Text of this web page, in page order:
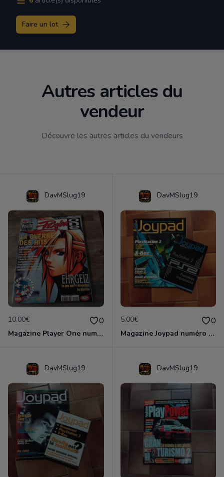
Faire un lot
Autres articles du
vendeur
Découvre les autres articles du vendeurs
DavMSlug19
10.00€ 0
Magazine Player One numéro 94
DavMSlug19
5.00€ 0
Magazine Joypad numéro 96 + livret
DavMSlug19 DavMSlug19